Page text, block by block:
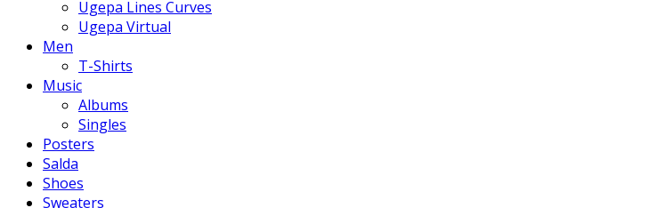
Ugepa Lines Curves
Ugepa Virtual
Men
T-Shirts
Music
Albums
Singles
Posters
Salda
Shoes
Sweaters